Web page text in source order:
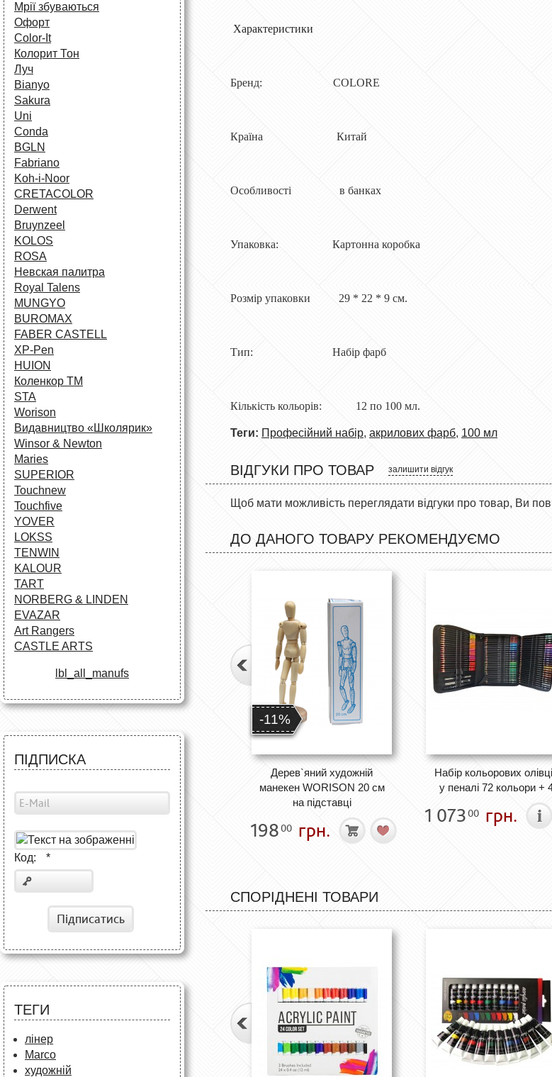
Мрії збуваються
Офорт
Сolor-It
Колорит Тон
Луч
Bianyo
Sakura
Uni
Conda
BGLN
Fabriano
Koh-i-Noor
CRETACOLOR
Derwent
Bruynzeel
KOLOS
ROSA
Невская палитра
Royal Talens
MUNGYO
BUROMAX
FABER CASTELL
XP-Pen
HUION
Коленкор ТМ
STA
Worison
Видавництво «Школярик»
Winsor & Newton
Maries
SUPERIOR
Touchnew
Touchfive
YOVER
LOKSS
TENWIN
KALOUR
TART
NORBERG & LINDEN
EVAZAR
Art Rangers
CASTLE ARTS
lbl_all_manufs
ПІДПИСКА
Код: *
Підписатись
ТЕГИ
лінер
Marco
художній
Характеристики
Бренд: COLORE
Країна Китай
Особливості в банках
Упаковка: Картонна коробка
Розмір упаковки 29 * 22 * ​​9 см.
Тип: Набір фарб
Кількість кольорів: 12 по 100 мл.
Теги: Професійний набір, акрилових фарб, 100 мл
ВІДГУКИ ПРО ТОВАР залишити відгук
Щоб мати можливість переглядати відгуки про товар, Ви
ДО ДАНОГО ТОВАРУ РЕКОМЕНДУЄМО
-11%
Дерев`яний художній
манекен WORISON 20 см
на підставці
19800 грн.
Набір кольорових
у пеналі 72 кольори +
1 07300 грн.
СПОРІДНЕНІ ТОВАРИ